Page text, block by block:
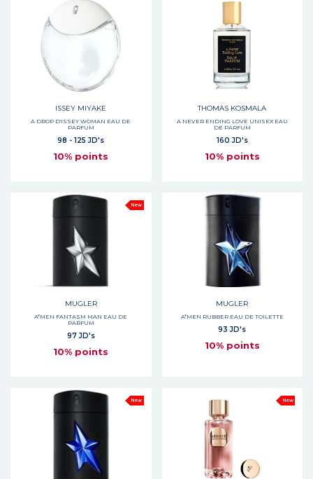
ISSEY MIYAKE
A DROP D'ISSEY WOMAN EAU DE
PARFUM
98 - 125 JD's
10% points
THOMAS KOSMALA
A NEVER ENDING LOVE UNISEX EAU
DE PARFUM
160 JD's
10% points
New
MUGLER
A*MEN FANTASM MAN EAU DE
PARFUM
97 JD's
10% points
MUGLER
A*MEN RUBBER EAU DE TOILETTE
93 JD's
10% points
New New